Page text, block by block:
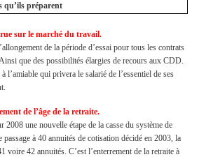
qu’ils préparent
sur le marché du travail.
de la période d’essai pour tous les contrats
que des possibilités élargies de recours aux CDD.
l’amiable qui privera le salarié de l’essentiel de ses
de l’âge de la retraite.
une nouvelle étape de la casse du système de
à 40 annuités de cotisation décidé en 2003, la
voire 42 annuités. C’est l’enterrement de la retraite à